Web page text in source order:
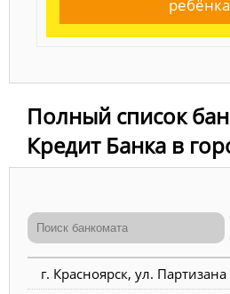
ребёнка
Полный список
Кредит Банка в
г. Красноярск, ул.